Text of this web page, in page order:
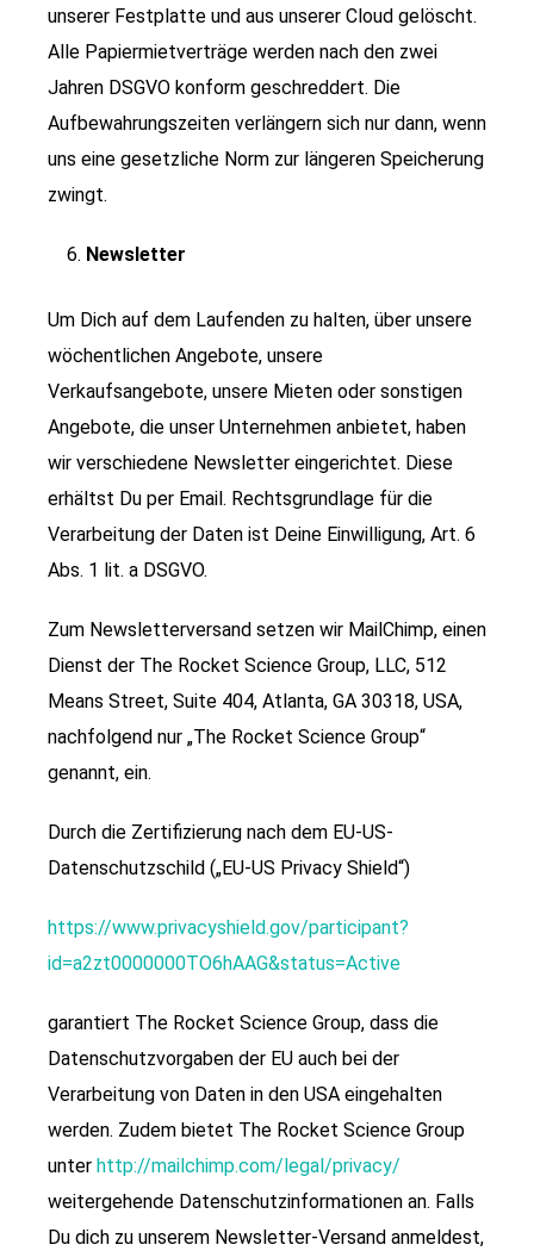
unserer Festplatte und aus unserer Cloud gelöscht.
Alle Papiermietverträge werden nach den zwei
Jahren DSGVO konform geschreddert. Die
Aufbewahrungszeiten verlängern sich nur dann, wenn
uns eine gesetzliche Norm zur längeren Speicherung
zwingt.
Newsletter
Um Dich auf dem Laufenden zu halten, über unsere
wöchentlichen Angebote, unsere
Verkaufsangebote, unsere Mieten oder sonstigen
Angebote, die unser Unternehmen anbietet, haben
wir verschiedene Newsletter eingerichtet. Diese
erhältst Du per Email. Rechtsgrundlage für die
Verarbeitung der Daten ist Deine Einwilligung, Art. 6
Abs. 1 lit. a DSGVO.
Zum Newsletterversand setzen wir MailChimp, einen
Dienst der The Rocket Science Group, LLC, 512
Means Street, Suite 404, Atlanta, GA 30318, USA,
nachfolgend nur „The Rocket Science Group“
genannt, ein.
Durch die Zertifizierung nach dem EU-US-
Datenschutzschild („EU-US Privacy Shield“)
https://www.privacyshield.gov/participant?
id=a2zt0000000TO6hAAG&status=Active
garantiert The Rocket Science Group, dass die
Datenschutzvorgaben der EU auch bei der
Verarbeitung von Daten in den USA eingehalten
werden. Zudem bietet The Rocket Science Group
unter http://mailchimp.com/legal/privacy/
weitergehende Datenschutzinformationen an. Falls
Du dich zu unserem Newsletter-Versand anmeldest,